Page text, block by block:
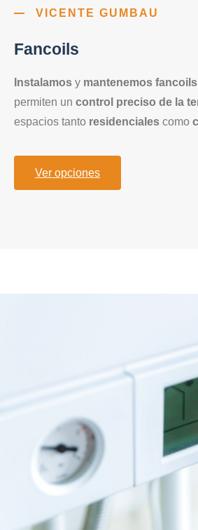
VICENTE GUMBAU
Fancoils
Instalamos y mantenemos fancoils
permiten un control preciso de la
espacios tanto residenciales como
Ver opciones